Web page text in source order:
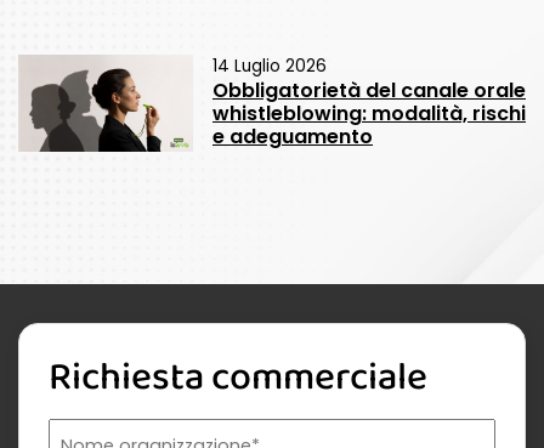
14 Luglio 2026
Obbligatorietà del canale orale
whistleblowing: modalità, rischi
e adeguamento
Richiesta commerciale
Nome organizzazione
Nome referente
Cognome referente
Tipologia di organizzazione
Prodotto di interesse
Indirizzo email istituzionale*
Telefono istituzionale
Messaggio